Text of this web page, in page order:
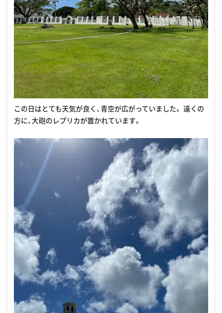
この日はとても天気が良く、青空が広がっていました。 遠くの
方に、大砲のレプリカが置かれています。